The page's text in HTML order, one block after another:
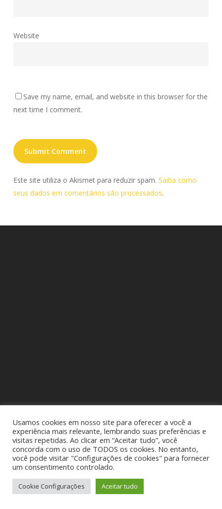
Website
Save my name, email, and website in this browser for the
next time I comment.
Este site utiliza o Akismet para reduzir spam. Saiba como
seus dados em comentários são processados.
Usamos cookies em nosso site para oferecer a você a
experiência mais relevante, lembrando suas preferências e
visitas repetidas. Ao clicar em “Aceitar tudo”, você
concorda com o uso de TODOS os cookies. No entanto,
você pode visitar "Configurações de cookies" para fornecer
um consentimento controlado.
Cookie Configurações Aceitar tudo